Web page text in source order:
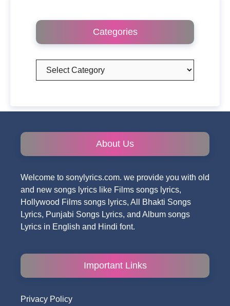
Categories
Categories
About Us
Welcome to sonylyrics.com. we provide you with old
and new songs lyrics like Films songs lyrics,
Hollywood Films songs lyrics, All Bhakti Songs
Lyrics, Punjabi Songs Lyrics, and Album songs
Lyrics in English and Hindi font.
Important Links
Privacy Policy